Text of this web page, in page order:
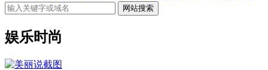
网站搜索
娱乐时尚